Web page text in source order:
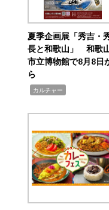
夏季企画展「秀吉・
長と和歌山」 和歌
市立博物館で8月8日
ら
カルチャー